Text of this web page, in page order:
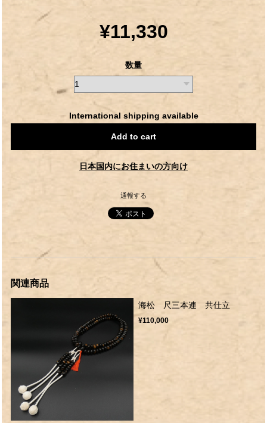
¥11,330
数量
International shipping available
Add to cart
日本国内にお住まいの方向け
通報する
関連商品
海松 尺三本連 共仕立
¥110,000